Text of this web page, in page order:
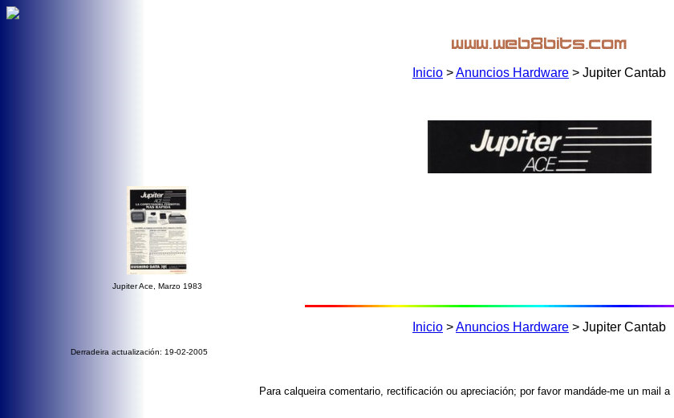
Inicio >Anuncios Hardware > Jupiter Cantab
Jupiter Ace, Marzo 1983
Inicio >Anuncios Hardware > Jupiter Cantab
Derradeira actualización: 19-02-2005
Para calqueira comentario, rectificación ou apreciación; por favor mandáde-me un mail a